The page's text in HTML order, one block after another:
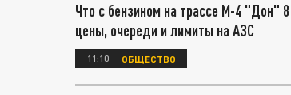
Что с бензином на трассе М-4 "Дон"
цены, очереди и лимиты на АЗС
11:10 ОБЩЕСТВО